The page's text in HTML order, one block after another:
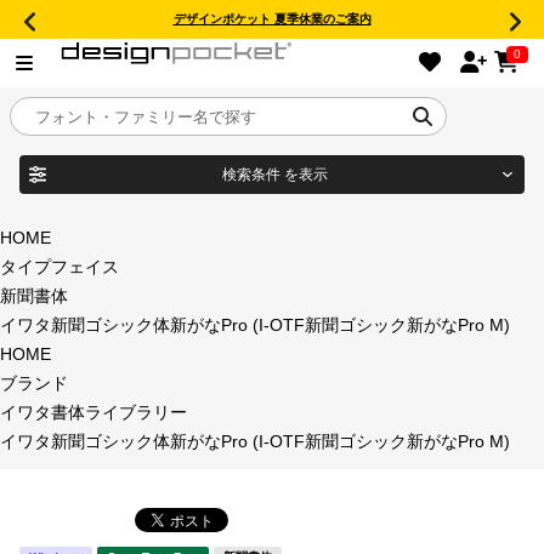
デザインポケット 夏季休業のご案内
0
目的別フォントガイド
特集
年間ライセンス商品
検索条件 を表示
商品名
フォント形式
タイプフェイス
HOME
タイプフェイス
新聞書体
イワタ新聞ゴシック体新がなPro (I-OTF新聞ゴシック新がなPro M)
HOME
ブランド
イワタ書体ライブラリー
イワタ新聞ゴシック体新がなPro (I-OTF新聞ゴシック新がなPro M)